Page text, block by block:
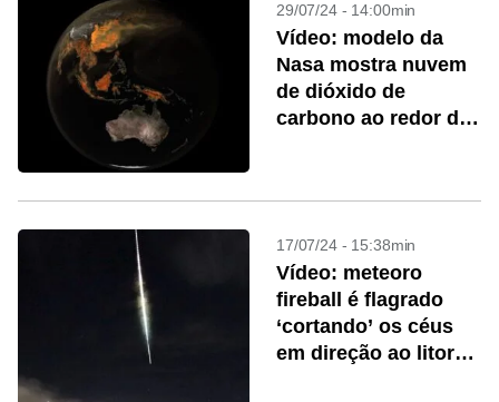
29/07/24 - 14:00min
Vídeo: modelo da
Nasa mostra nuvem
de dióxido de
carbono ao redor da
17/07/24 - 15:38min
Vídeo: meteoro
fireball é flagrado
‘cortando’ os céus
em direção ao litoral